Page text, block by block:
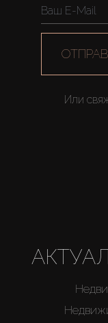
Агенты
About Us
Или